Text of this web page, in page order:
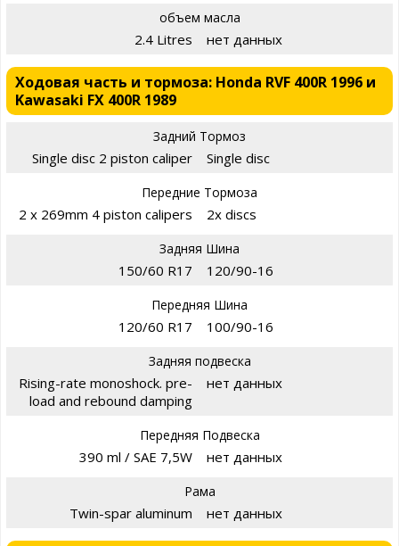
объем масла
2.4 Litres нет данных
Ходовая часть и тормоза: Honda RVF 400R 1996 и
Kawasaki FX 400R 1989
Задний Тормоз
Single disc 2 piston caliper Single disc
Передние Тормоза
2 x 269mm 4 piston calipers 2x discs
Задняя Шина
150/60 R17 120/90-16
Передняя Шина
120/60 R17 100/90-16
Задняя подвеска
Rising-rate monoshock. pre-
load and rebound damping
нет данных
Передняя Подвеска
390 ml / SAE 7,5W нет данных
Рама
Twin-spar aluminum нет данных